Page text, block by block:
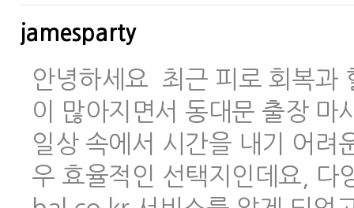
jamesparty
안녕하세요 최근 피로 회복과
이 많아지면서 동대문 출장 마
일상 속에서 시간을 내기 어려
우 효율적인 선택지인데요,